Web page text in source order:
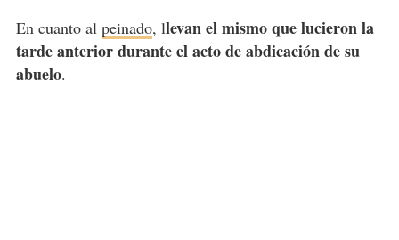
En cuanto al peinado, llevan el mismo que lucieron la
tarde anterior durante el acto de abdicación de su
abuelo.